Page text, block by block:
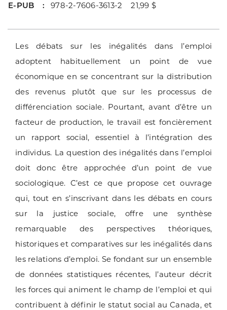
E-PUB
978-2-7606-3613-2 21,99 $
Les débats sur les inégalités dans l’emploi
adoptent habituellement un point de vue
économique en se concentrant sur la distribution
des revenus plutôt que sur les processus de
différenciation sociale. Pourtant, avant d’être un
facteur de production, le travail est foncièrement
un rapport social, essentiel à l’intégration des
individus. La question des inégalités dans l’emploi
doit donc être approchée d’un point de vue
sociologique. C’est ce que propose cet ouvrage
qui, tout en s’inscrivant dans les débats en cours
sur la justice sociale, offre une synthèse
remarquable des perspectives théoriques,
historiques et comparatives sur les inégalités dans
les relations d’emploi. Se fondant sur un ensemble
de données statistiques récentes, l’auteur décrit
les forces qui animent le champ de l’emploi et qui
contribuent à définir le statut social au Canada, et